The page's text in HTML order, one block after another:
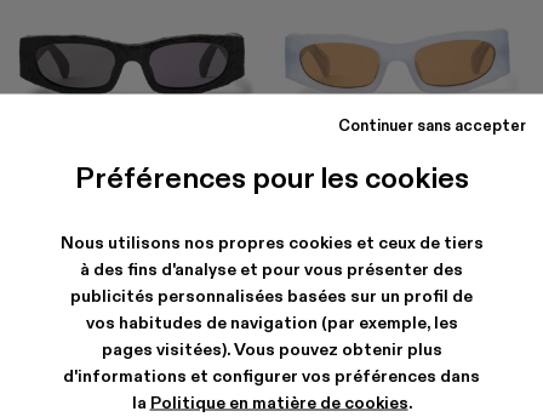
Préférences pour les cookies
Nous utilisons nos propres cookies et ceux de tiers
à des fins d'analyse et pour vous présenter des
publicités personnalisées basées sur un profil de
vos habitudes de navigation (par exemple, les
pages visitées). Vous pouvez obtenir plus
d'informations et configurer vos préférences dans
la Politique en matière de cookies.
Continuer sans accepter